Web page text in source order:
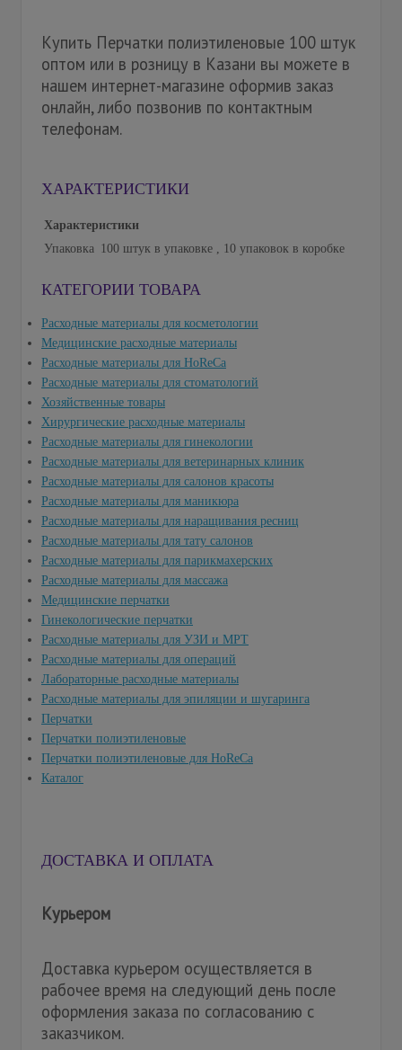
Купить Перчатки полиэтиленовые 100 штук
оптом или в розницу в Казани вы можете в
нашем интернет-магазине оформив заказ
онлайн, либо позвонив по контактным
телефонам.
ХАРАКТЕРИСТИКИ
Характеристики
Упаковка 100 штук в упаковке , 10 упаковок в коробке
КАТЕГОРИИ ТОВАРА
Расходные материалы для косметологии
Медицинские расходные материалы
Расходные материалы для HoReCa
Расходные материалы для стоматологий
Хозяйственные товары
Хирургические расходные материалы
Расходные материалы для гинекологии
Расходные материалы для ветеринарных клиник
Расходные материалы для салонов красоты
Расходные материалы для маникюра
Расходные материалы для наращивания ресниц
Расходные материалы для тату салонов
Расходные материалы для парикмахерских
Расходные материалы для массажа
Медицинские перчатки
Гинекологические перчатки
Расходные материалы для УЗИ и МРТ
Расходные материалы для операций
Лабораторные расходные материалы
Расходные материалы для эпиляции и шугаринга
Перчатки
Перчатки полиэтиленовые
Перчатки полиэтиленовые для HoReCa
Каталог
ДОСТАВКА И ОПЛАТА
Курьером
Доставка курьером осуществляется в
рабочее время на следующий день после
оформления заказа по согласованию с
заказчиком.